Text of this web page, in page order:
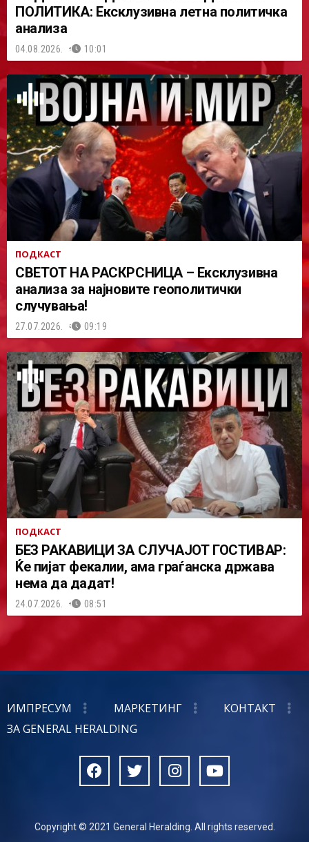
ПОЛИТИКА: Ексклузивна летна политичка
анализа
04.08.2026. 10:01
ПОДКАСТ
СВЕТОТ НА РАСКРСНИЦА – Ексклузивна
анализа за најновите геополитички
случувања!
27.07.2026. 09:19
ПОДКАСТ
БЕЗ РАКАВИЦИ ЗА СЛУЧАЈОТ ГОСТИВАР:
Ќе пијат фекалии, ама граѓанска држава
нема да дадат!
24.07.2026. 08:51
ИМПРЕСУМ МАРКЕТИНГ
КОНТАКТ
ЗА GENERAL HERALDING
Copyright © 2021 General Heralding. All rights reserved.